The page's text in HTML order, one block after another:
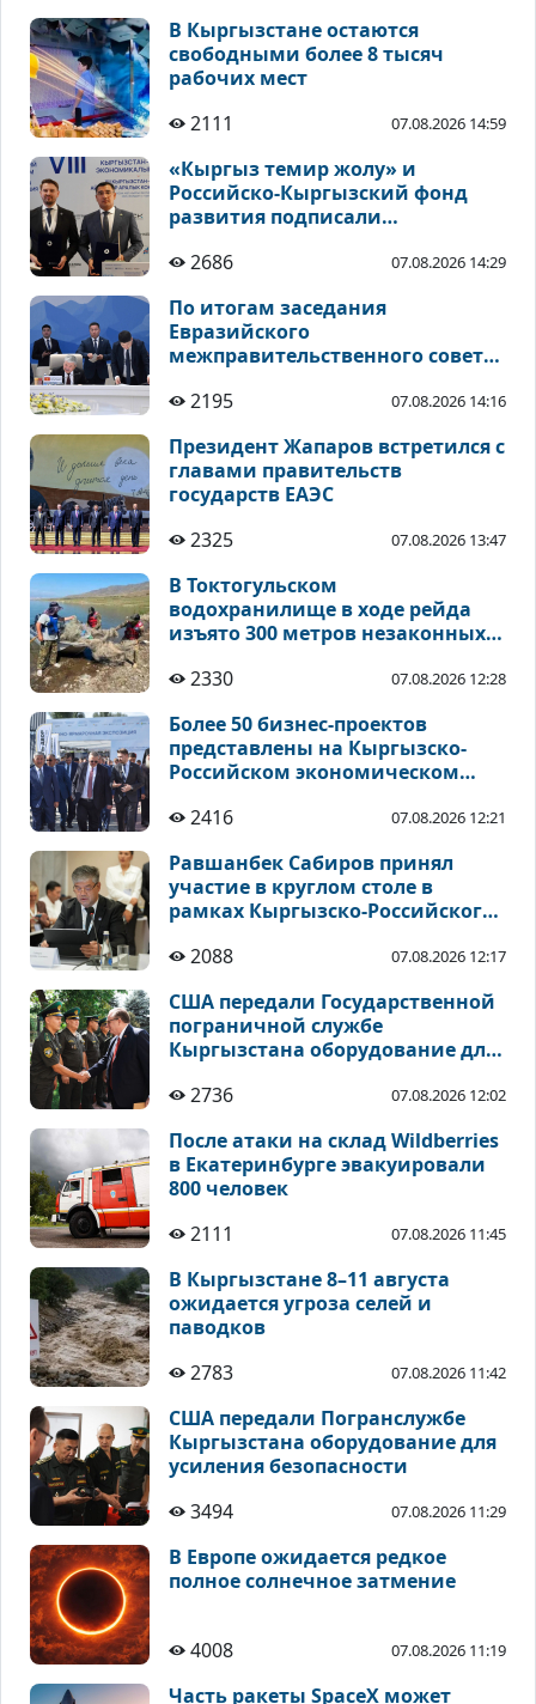
В Кыргызстане остаются
свободными более 8 тысяч
рабочих мест
2111
07.08.2026 14:59
«Кыргыз темир жолу» и
Российско-Кыргызский фонд
развития подписали
инвестиционным проектам
2686 07.08.2026 14:29
По итогам заседания
Евразийского
межправительственного совета
2195
07.08.2026 14:16
Президент Жапаров встретился с
главами правительств
государств ЕАЭС
2325
07.08.2026 13:47
В Токтогульском
водохранилище в ходе рейда
изъято 300 метров незаконных
2330
07.08.2026 12:28
Более 50 бизнес-проектов
представлены на Кыргызско-
Российском экономическом
2416
07.08.2026 12:21
Равшанбек Сабиров принял
участие в круглом столе в
рамках Кыргызско-Российского
2088
07.08.2026 12:17
США передали Государственной
пограничной службе
Кыргызстана оборудование для
2736
07.08.2026 12:02
После атаки на склад Wildberries
в Екатеринбурге эвакуировали
800 человек
2111
07.08.2026 11:45
В Кыргызстане 8–11 августа
ожидается угроза селей и
паводков
2783
07.08.2026 11:42
США передали Погранслужбе
Кыргызстана оборудование для
усиления безопасности
3494
07.08.2026 11:29
В Европе ожидается редкое
полное солнечное затмение
4008 07.08.2026 11:19
Часть ракеты SpaceX может